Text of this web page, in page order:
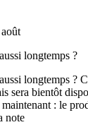
longtemps ?
longtemps ?
sera bientôt
: le
note